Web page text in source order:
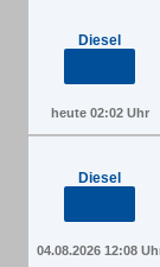
Diesel
heute 02:02 Uhr
Diesel
04.08.2026 12:08